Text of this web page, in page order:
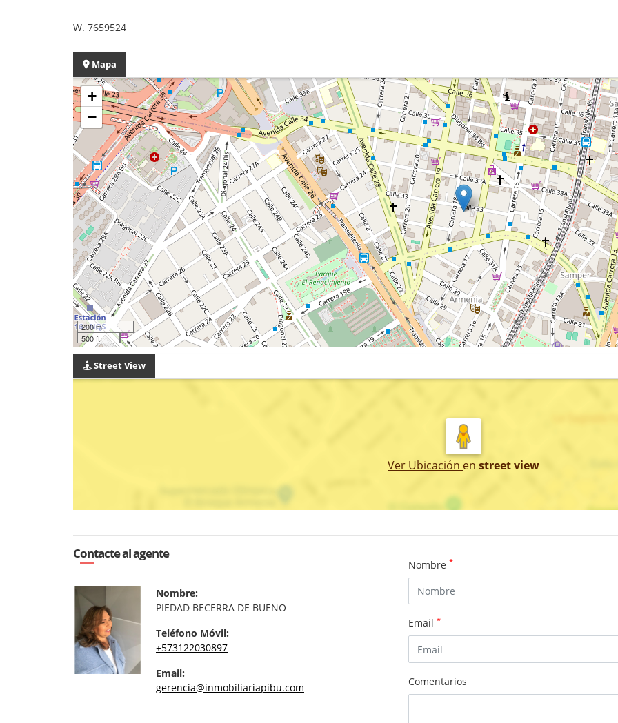
W. 7659524
Mapa
+
−
200 m
500 ft
Street View
Ver Ubicación en street view
Contacte al agente
Nombre:
PIEDAD BECERRA DE BUENO
Teléfono Móvil:
+573122030897
Email:
gerencia@inmobiliariapibu.com
Nombre *
Email *
Comentarios